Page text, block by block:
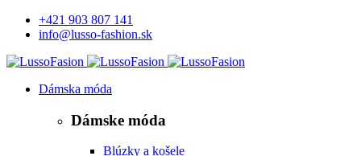
+421 903 807 141
info@lusso-fashion.sk
Dámska móda
Dámske móda
Blúzky a košele